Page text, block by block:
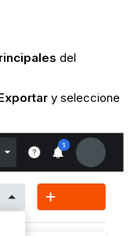
del
y seleccione